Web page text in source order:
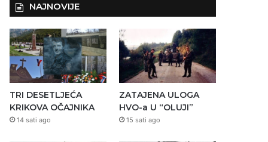
NAJNOVIJE
TRI DESETLJEĆA
KRIKOVA OČAJNIKA
14 sati ago
ZATAJENA ULOGA
HVO-a U “OLUJI”
15 sati ago